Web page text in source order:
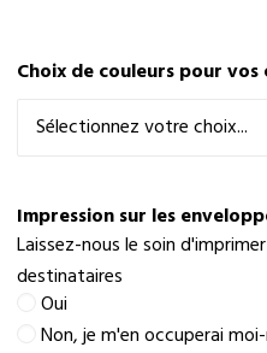
l'ensemble
textes
pour
meilleur
choix
Choix de couleurs pour
Impression sur les
Laissez-nous le soin
destinataires
Oui
Non, je m'en occuperai